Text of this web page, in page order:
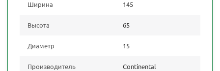
Ширина 145
Высота 65
Диаметр 15
Производитель Continental